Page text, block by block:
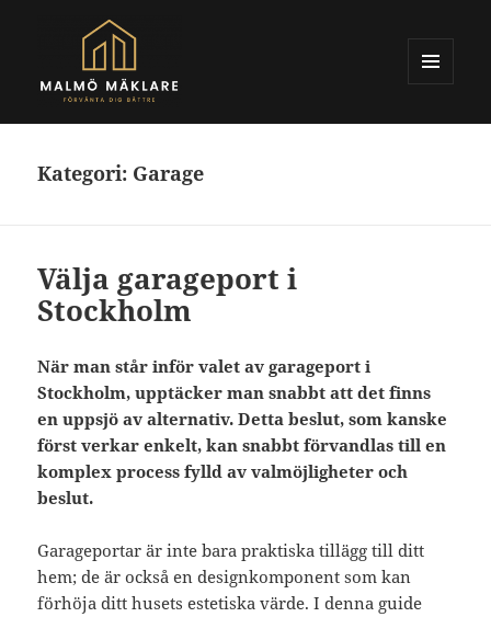
WIDGETS
Kategori: Garage
Välja garageport i
Stockholm
När man står inför valet av garageport i
Stockholm, upptäcker man snabbt att det finns
en uppsjö av alternativ. Detta beslut, som kanske
först verkar enkelt, kan snabbt förvandlas till en
komplex process fylld av valmöjligheter och
beslut.
Garageportar är inte bara praktiska tillägg till ditt
hem; de är också en designkomponent som kan
förhöja ditt husets estetiska värde. I denna guide